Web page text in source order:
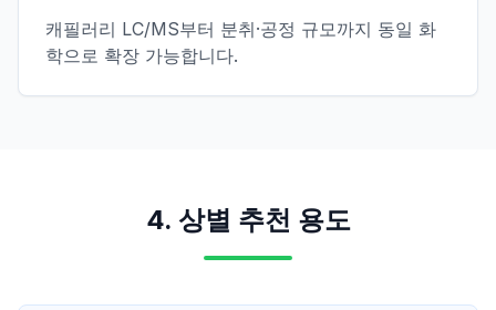
캐필러리 LC/MS부터 분취·공정 규모까지 동일 화
학으로 확장 가능합니다.
4. 상별 추천 용도